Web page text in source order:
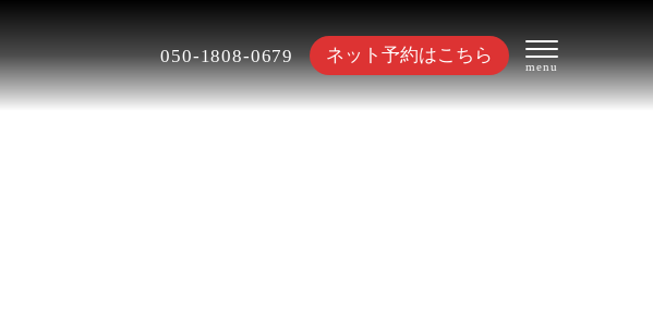
050-1808-0679 ネット予約はこちら